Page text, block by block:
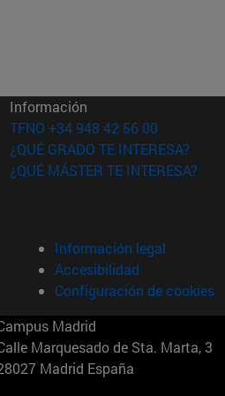
ventana)
ventana)
Información
TFNO +34 948 42 56 00
¿QUÉ GRADO TE INTERESA?
¿QUÉ MÁSTER TE INTERESA?
Información legal
Accesibilidad
Configuración de cookies
Madrid
Marquesado de Sta. Marta, 3
Madrid España